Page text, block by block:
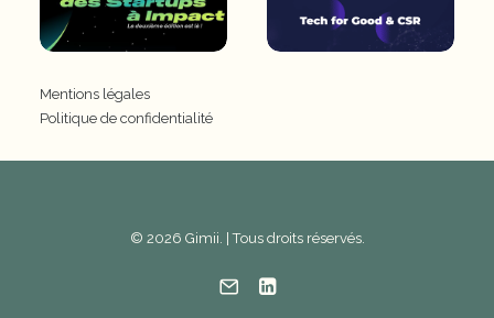
Mentions légales
Politique de confidentialité
© 2026 Gimii. | Tous droits réservés.